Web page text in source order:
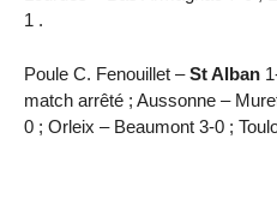
1 .
Poule C. Fenouillet –St Alban
match arrêté ; Aussonne –
0 ; Orleix – Beaumont 3-0 ;